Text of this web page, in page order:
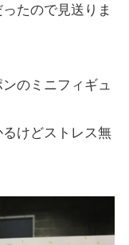
たので見送りま
のミニフィギュ
けどストレス無